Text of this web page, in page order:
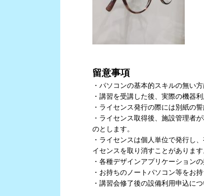
留意事項
・パソコンの基本的スキルの無い
・講習を受講した後、実際の機器
・ライセンス発行の際には別紙の
・ライセンス取得後、施設管理者
のとします。
・ライセンスは個人単位で発行し
イセンスを取り消すことがあります
・各種デザインアプリケーション
・お持ちのノートパソコン等をお
・講習会修了後の設備利用申込に